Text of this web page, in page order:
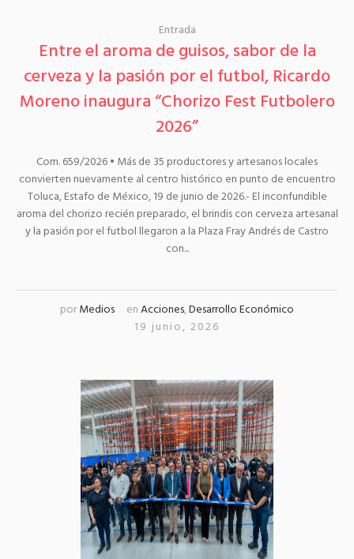
Entrada
Entre el aroma de guisos, sabor de la
cerveza y la pasión por el futbol, Ricardo
Moreno inaugura “Chorizo Fest Futbolero
2026”
Com. 659/2026 • Más de 35 productores y artesanos locales
convierten nuevamente al centro histórico en punto de encuentro
Toluca, Estafo de México, 19 de junio de 2026.- El inconfundible
aroma del chorizo recién preparado, el brindis con cerveza artesanal
y la pasión por el futbol llegaron a la Plaza Fray Andrés de Castro
con...
porMedios enAcciones,Desarrollo Económico
19 junio, 2026